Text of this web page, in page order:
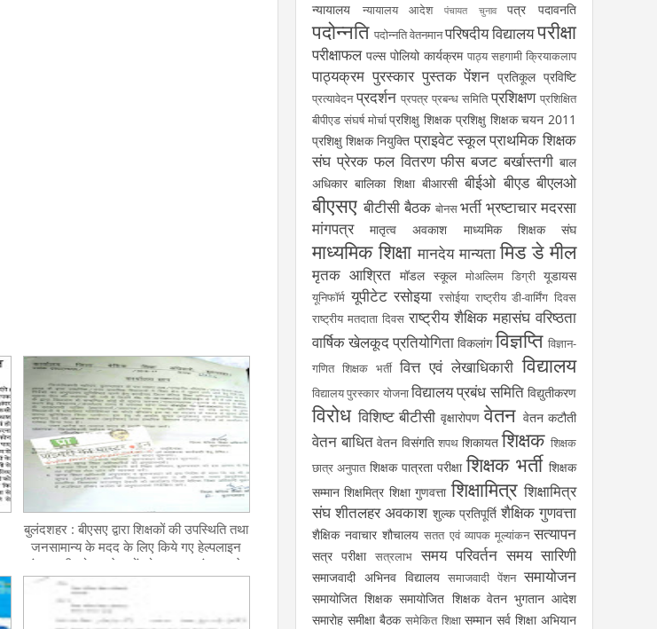
बुलंदशहर : बीएसए द्वारा शिक्षकों की उपस्थिति तथा
जनसामान्य के मदद के लिए किये गए हेल्पलाइन
नंबर जारी, दो अनुदेशकों को व्यवस्था संचालन के
लिए किया संबद्ध
न्यायालय न्यायालय आदेश पंचायत चुनाव पत्र पदावनति
पदोन्नति पदोन्नति वेतनमानपरिषदीय विद्यालयपरीक्षा
परीक्षाफल पल्स पोलियो कार्यक्रम पाठ्य सहगामी क्रियाकलाप
पाठ्यक्रम पुरस्कार पुस्तक पेंशन प्रतिकूल प्रविष्टि
प्रत्यावेदन प्रदर्शन प्रपत्र प्रबन्ध समिति प्रशिक्षण प्रशिक्षित
बीपीएड संघर्ष मोर्चा प्रशिक्षु शिक्षक प्रशिक्षु शिक्षक चयन 2011
प्रशिक्षु शिक्षक नियुक्ति प्राइवेट स्कूलप्राथमिक शिक्षक
संघ प्रेरक फल वितरण फीस बजट बर्खास्तगी बाल
अधिकार बालिका शिक्षा बीआरसी बीईओ बीएड बीएलओ
बीएसए बीटीसी बैठक बोनस भर्ती भ्रष्टाचार मदरसा
मांगपत्र
मातृत्व अवकाश माध्यमिक शिक्षक संघ
माध्यमिक शिक्षा मानदेय मान्यता मिड डे मील
मृतक आश्रित मॉडल स्कूल मोअल्लिम डिग्री यूडायस
यूनिफॉर्म यूपीटेट रसोइया रसोईया राष्ट्रीय डी-वार्मिंग दिवस
राष्ट्रीय मतदाता दिवस राष्ट्रीय शैक्षिक महासंघ वरिष्ठता
वार्षिक खेलकूद प्रतियोगिता विकलांग विज्ञप्ति विज्ञान-
गणित शिक्षक भर्ती वित्त एवं लेखाधिकारी विद्यालय
विद्यालय पुरस्कार योजनाविद्यालय प्रबंध समिति विद्युतीकरण
विरोध विशिष्ट बीटीसी वृक्षारोपण वेतन वेतन कटौती
वेतन बाधित वेतन विसंगति शपथ शिकायत शिक्षक शिक्षक
छात्र अनुपात शिक्षक पात्रता परीक्षा शिक्षक भर्ती शिक्षक
सम्मान शिक्षमित्र शिक्षा गुणवत्ता शिक्षामित्र शिक्षामित्र
संघ शीतलहर अवकाश शुल्क प्रतिपूर्ति शैक्षिक गुणवत्ता
शैक्षिक नवाचार शौचालय सतत एवं व्यापक मूल्यांकन सत्यापन
सत्र परीक्षा सत्रलाभ समय परिवर्तन समय सारिणी
समाजवादी अभिनव विद्यालय समाजवादी पेंशन समायोजन
समायोजित शिक्षक समायोजित शिक्षक वेतन भुगतान आदेश
समारोह समीक्षा बैठक समेकित शिक्षा सम्मान सर्व शिक्षा अभियान